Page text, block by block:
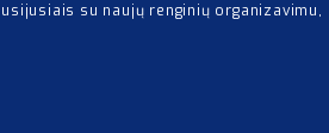
su naujų renginių organizavimu,